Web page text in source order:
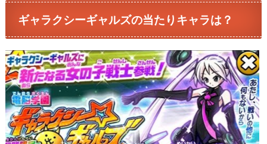
ギャラクシーギャルズの当たりキャラは？